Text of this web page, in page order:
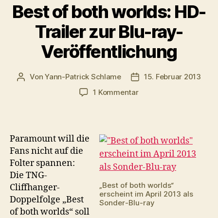
Best of both worlds: HD-
Trailer zur Blu-ray-
Veröffentlichung
Beitragsautor
VonYann-Patrick Schlame
15. Februar 2013
1 Kommentarzu
HD-
Trailer
zur
ray-
Veröffentlichung
„Best of both worlds“
erscheint im April 2013 als
Sonder-Blu-ray
Paramount will die
Fans nicht auf die
Folter spannen:
Die TNG-
Cliffhanger-
Doppelfolge „Best
of both worlds“ soll